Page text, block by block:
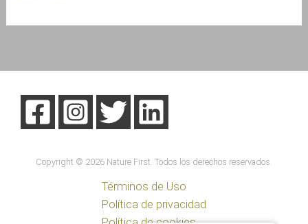
Copyright © 2026 Nature First. Todos los derechos reservados.
Términos de Uso
Política de privacidad